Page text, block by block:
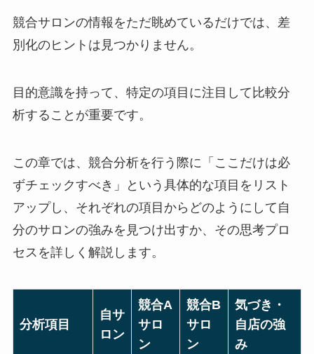
競合サロンの情報をただ眺めているだけでは、差
別化のヒントは見つかりません。
目的意識を持って、特定の項目に注目して比較分
析することが重要です。
この章では、競合分析を行う際に「ここだけは必
ずチェックすべき」という具体的な項目をリスト
アップし、それぞれの項目からどのようにして自
分のサロンの強みを見つけ出すか、その思考プロ
セスを詳しく解説します。
分析項目
自サ
ロン
競合A
サロ
ン
競合B
サロ
ン
気づき・
自店の強
み